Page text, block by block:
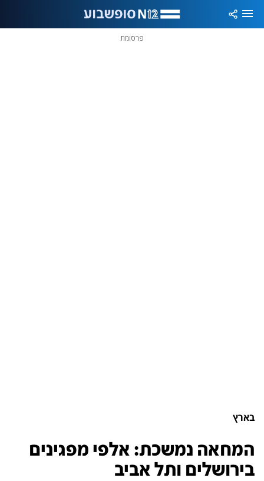
פרסומת
בארץ
המחאה נמשכת: אלפי מפגינים
בירושלים ותל אביב